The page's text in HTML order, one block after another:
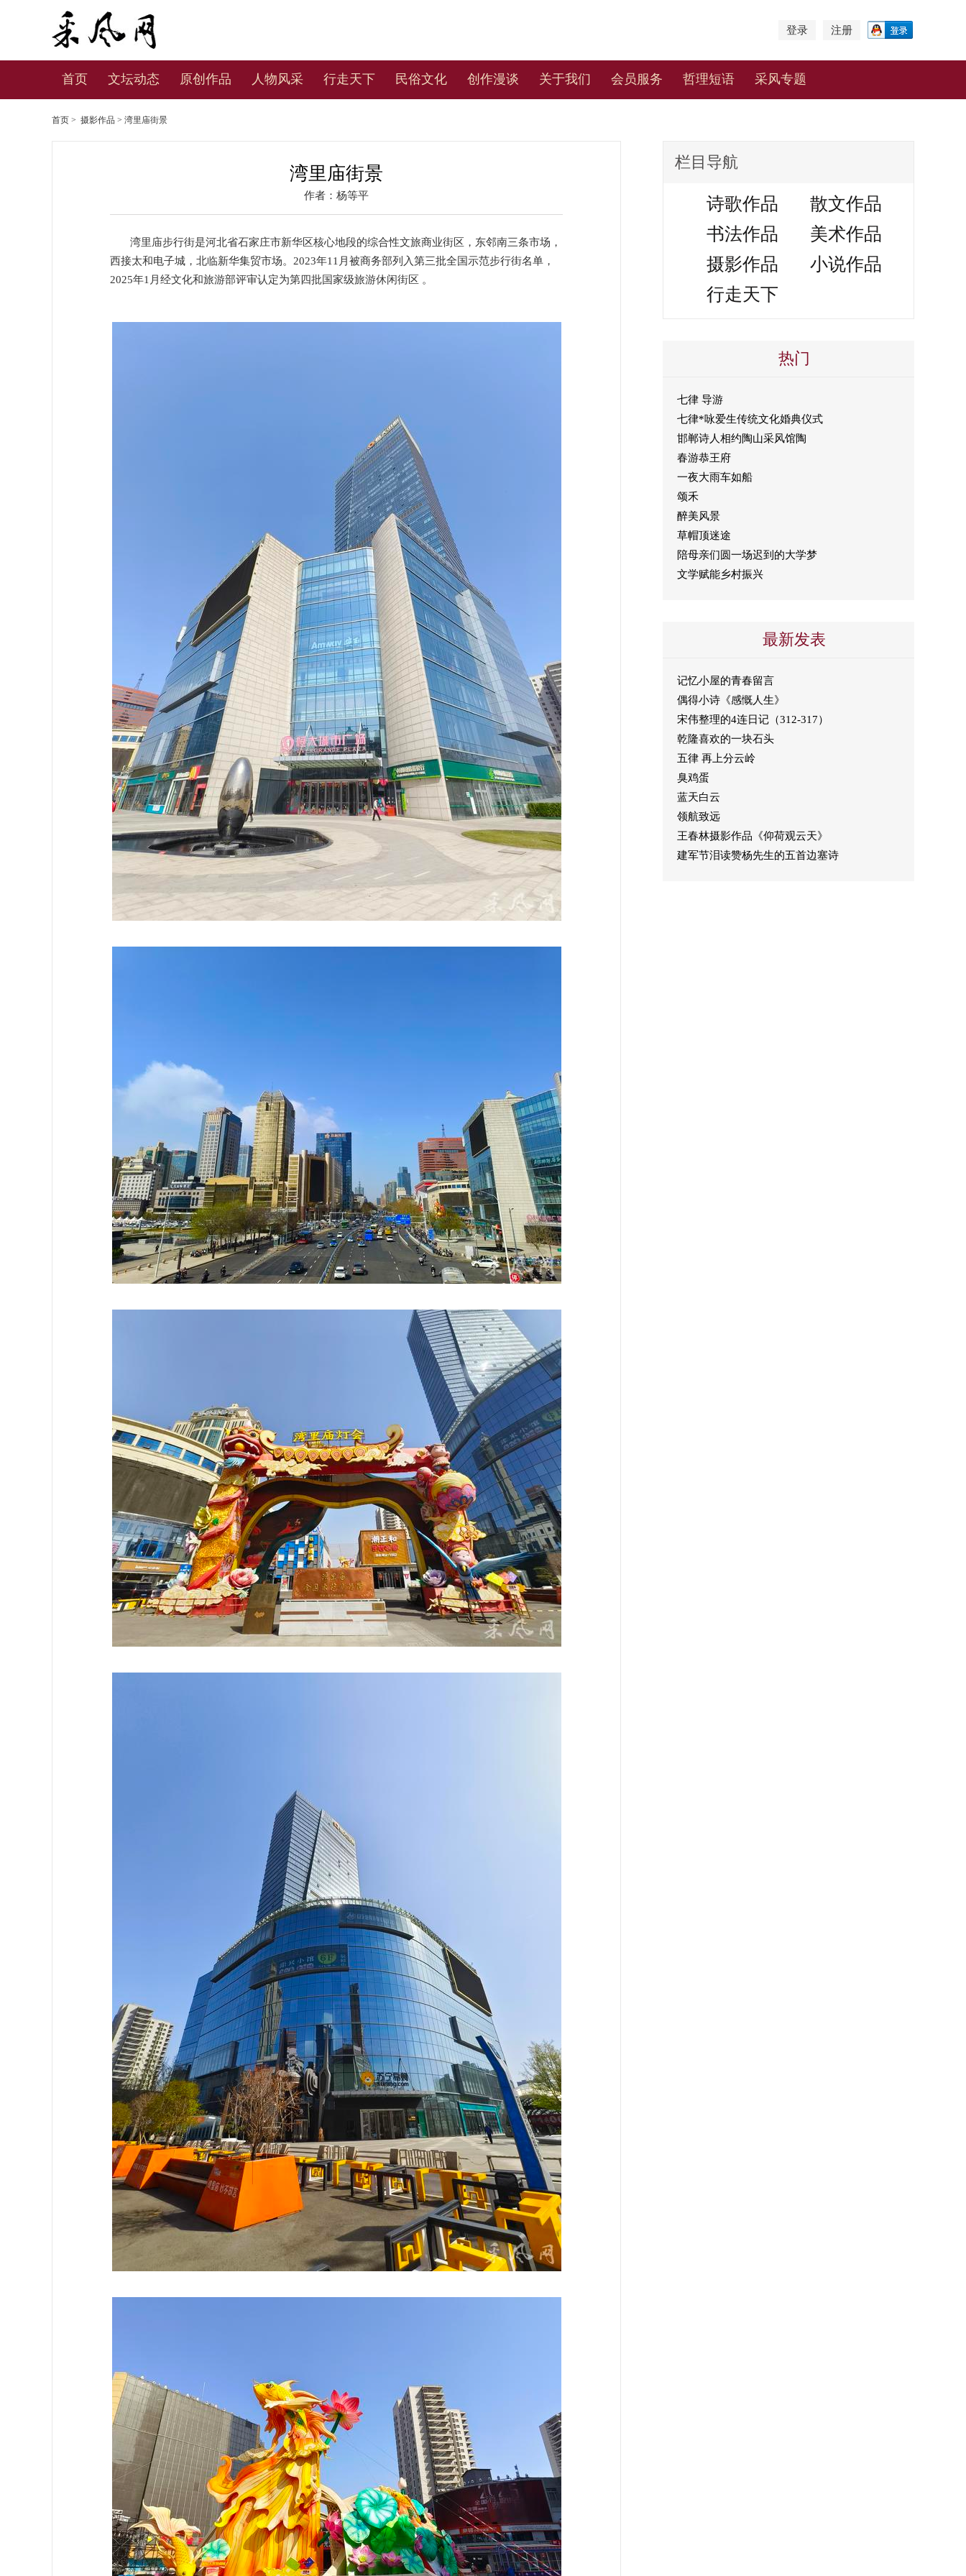
注册
登录
首页 文坛动态 原创作品 人物风采 行走天下 民俗文化 创作漫谈 关于我们 会员服务 哲理短语 采风专题
首页 > 摄影作品 > 湾里庙街景
湾里庙街景
作者： 杨等平
湾里庙步行街是河北省石家庄市新华区核心地段的综合性文旅商业街区，东邻南三条市场，
西接太和电子城，北临新华集贸市场。2023年11月被商务部列入第三批全国示范步行街名单，
2025年1月经文化和旅游部评审认定为第四批国家级旅游休闲街区 。
栏目导航
诗歌作品
散文作品
书法作品
美术作品
摄影作品
小说作品
行走天下
热门
七律 导游
七律*咏爱生传统文化婚典仪式
邯郸诗人相约陶山采风馆陶
春游恭王府
一夜大雨车如船
颂禾
醉美风景
草帽顶迷途
陪母亲们圆一场迟到的大学梦
文学赋能乡村振兴
最新发表
记忆小屋的青春留言
偶得小诗《感慨人生》
宋伟整理的4连日记（312-317）
乾隆喜欢的一块石头
五律 再上分云岭
臭鸡蛋
蓝天白云
领航致远
王春林摄影作品《仰荷观云天》
建军节泪读赞杨先生的五首边塞诗